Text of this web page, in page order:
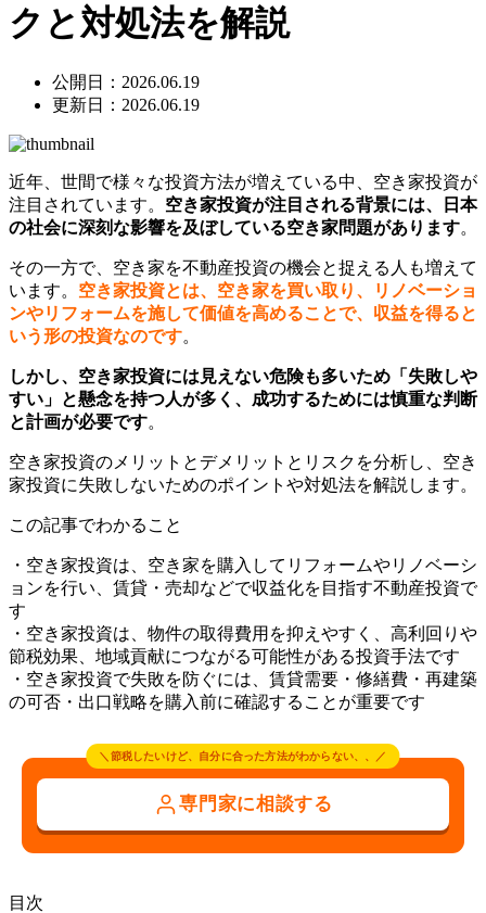
クと対処法を解説
公開日：2026.06.19
更新日：2026.06.19
近年、世間で様々な投資方法が増えている中、空き家投資が
注目されています。 空き家投資が注目される背景には、日本
の社会に深刻な影響を及ぼしている空き家問題があります。
その一方で、空き家を不動産投資の機会と捉える人も増えて
います。 空き家投資とは、空き家を買い取り、リノベーショ
ンやリフォームを施して価値を高めることで、収益を得ると
いう形の投資なのです。
しかし、空き家投資には見えない危険も多いため「失敗しや
すい」と懸念を持つ人が多く、成功するためには慎重な判断
と計画が必要です。
空き家投資のメリットとデメリットとリスクを分析し、空き
家投資に失敗しないためのポイントや対処法を解説します。
この記事でわかること
・空き家投資は、空き家を購入してリフォームやリノベーシ
ョンを行い、賃貸・売却などで収益化を目指す不動産投資で
す
・空き家投資は、物件の取得費用を抑えやすく、高利回りや
節税効果、地域貢献につながる可能性がある投資手法です
・空き家投資で失敗を防ぐには、賃貸需要・修繕費・再建築
の可否・出口戦略を購入前に確認することが重要です
＼節税したいけど、自分に合った方法がわからない、、／
専門家に相談する
目次